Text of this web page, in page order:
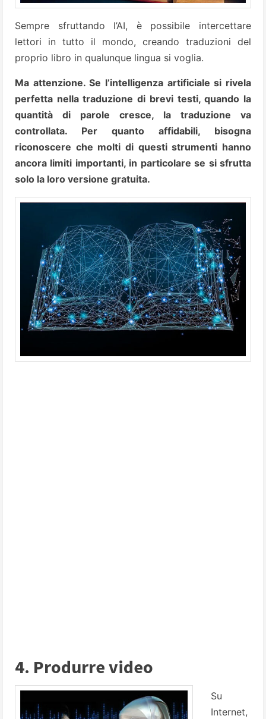
Sempre sfruttando l’AI, è possibile intercettare
lettori in tutto il mondo, creando traduzioni del
proprio libro in qualunque lingua si voglia.
Ma attenzione. Se l’intelligenza artificiale si rivela
perfetta nella traduzione di brevi testi, quando la
quantità di parole cresce, la traduzione va
controllata. Per quanto affidabili, bisogna
riconoscere che molti di questi strumenti hanno
ancora limiti importanti, in particolare se si sfrutta
solo la loro versione gratuita.
4. Produrre video
Su
Internet,